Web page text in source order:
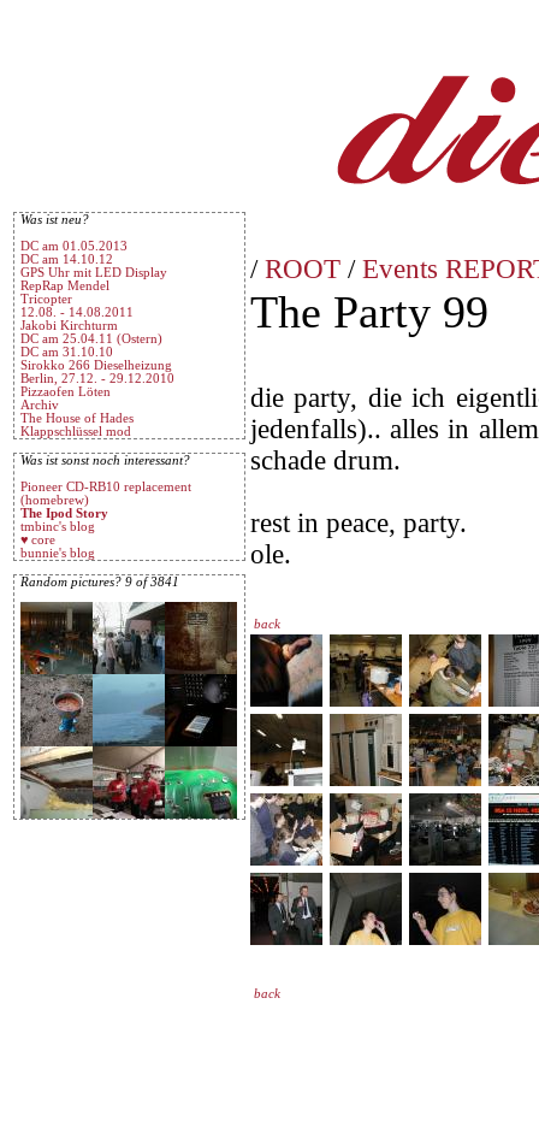
Was ist neu?
DC am 01.05.2013
DC am 14.10.12
GPS Uhr mit LED Display
RepRap Mendel
Tricopter
12.08. - 14.08.2011
Jakobi Kirchturm
DC am 25.04.11 (Ostern)
DC am 31.10.10
Sirokko 266 Dieselheizung
Berlin, 27.12. - 29.12.2010
Pizzaofen Löten
Archiv
The House of Hades
Klappschlüssel mod
Was ist sonst noch interessant?
Pioneer CD-RB10 replacement
(homebrew)
The Ipod Story
tmbinc's blog
♥ core
bunnie's blog
Random pictures? 9 of 3841
/ ROOT / Events
The Party 99
die party, die ich
jedenfalls).. alles in
schade drum.
rest in peace, party.
ole.
back
back